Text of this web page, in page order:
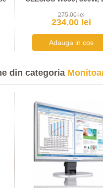
275.00 lei
234.00 lei
din categoria